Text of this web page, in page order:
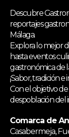
Descubre
reportajes
Málaga.
Explora lo mejor
hasta eventos
gastronómica de
¡Sabor, tradición
Con el objetivo
despoblación del
Comarca de
Casabermeja,